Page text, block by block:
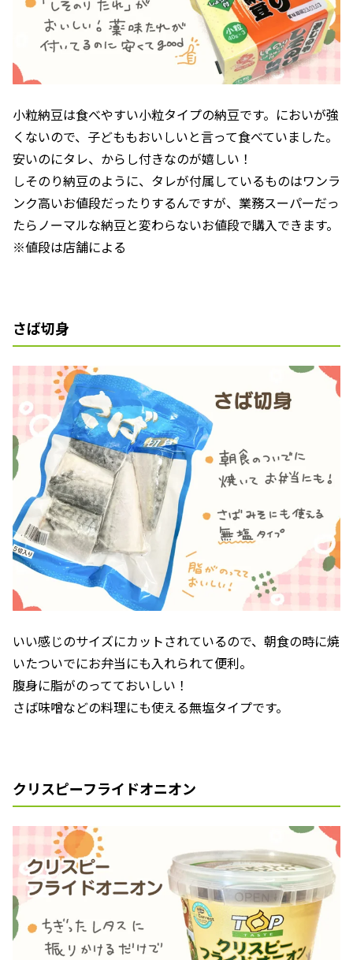
小粒納豆は食べやすい小粒タイプの納豆です。においが強
くないので、子どももおいしいと言って食べていました。
安いのにタレ、からし付きなのが嬉しい！
しそのり納豆のように、タレが付属しているものはワンラ
ンク高いお値段だったりするんですが、業務スーパーだっ
たらノーマルな納豆と変わらないお値段で購入できます。
※値段は店舗による
さば切身
いい感じのサイズにカットされているので、朝食の時に焼
いたついでにお弁当にも入れられて便利。
腹身に脂がのってておいしい！
さば味噌などの料理にも使える無塩タイプです。
クリスピーフライドオニオン